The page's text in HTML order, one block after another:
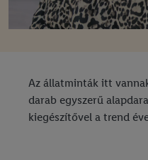
Az állatminták itt
darab egyszerű
kiegészítővel a trend